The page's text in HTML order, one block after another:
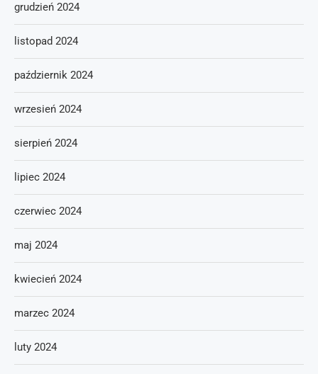
grudzień 2024
listopad 2024
październik 2024
wrzesień 2024
sierpień 2024
lipiec 2024
czerwiec 2024
maj 2024
kwiecień 2024
marzec 2024
luty 2024